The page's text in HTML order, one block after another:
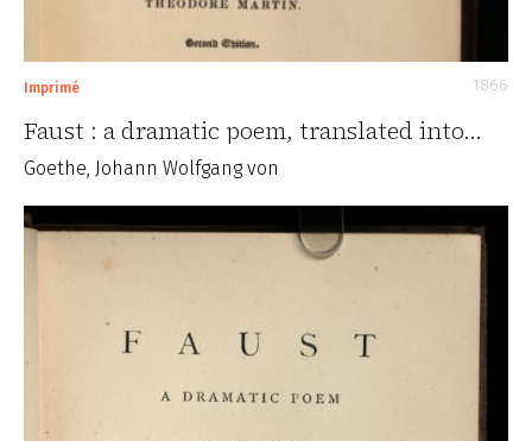
Imprimé 1866
Faust : a dramatic poem, translated into…
Goethe, Johann Wolfgang von